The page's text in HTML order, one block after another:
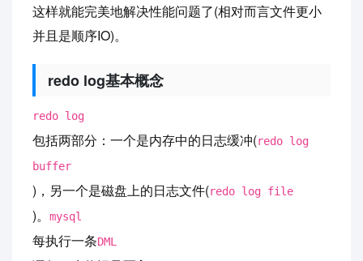
这样就能完美地解决性能问题了(相对而言文件更小
并且是顺序IO)。
redo log基本概念
redo log
包括两部分：一个是内存中的日志缓冲(redo log
buffer
)，另一个是磁盘上的日志文件(redo log file
)。 mysql
每执行一条DML